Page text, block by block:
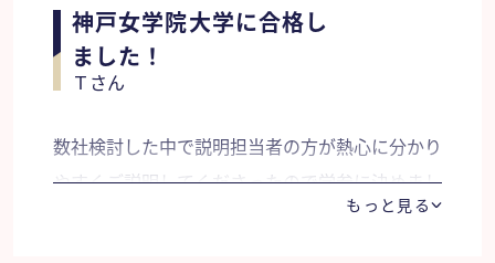
変えましたが臨機応変に対応していただき、指導
をしてもらうことができました。
神戸女学院大学に合格し
ました！
Ｔさん
数社検討した中で説明担当者の方が熱心に分かり
やすくご説明してくださったので学参に決めまし
た。学参の先生には基礎から教えてもらいまし
もっと見る